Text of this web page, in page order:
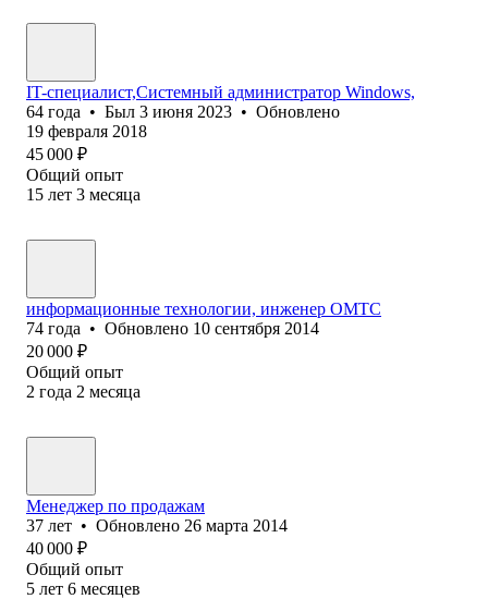
IT-специалист,Системный администратор Windows,
64 года • Был 3 июня 2023 • Обновлено
19 февраля 2018
45 000 ₽
Общий опыт
15 лет 3 месяца
информационные технологии, инженер ОМТС
74 года • Обновлено 10 сентября 2014
20 000 ₽
Общий опыт
2 года 2 месяца
Менеджер по продажам
37 лет • Обновлено 26 марта 2014
40 000 ₽
Общий опыт
5 лет 6 месяцев